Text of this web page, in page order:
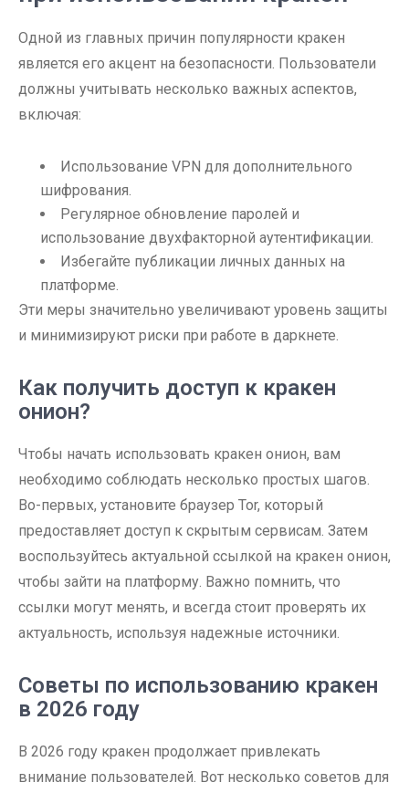
Одной из главных причин популярности кракен
является его акцент на безопасности. Пользователи
должны учитывать несколько важных аспектов,
включая:
Использование VPN для дополнительного
шифрования.
Регулярное обновление паролей и
использование двухфакторной аутентификации.
Избегайте публикации личных данных на
платформе.
Эти меры значительно увеличивают уровень защиты
и минимизируют риски при работе в даркнете.
Как получить доступ к кракен
онион?
Чтобы начать использовать кракен онион, вам
необходимо соблюдать несколько простых шагов.
Во-первых, установите браузер Tor, который
предоставляет доступ к скрытым сервисам. Затем
воспользуйтесь актуальной ссылкой на кракен онион,
чтобы зайти на платформу. Важно помнить, что
ссылки могут менять, и всегда стоит проверять их
актуальность, используя надежные источники.
Советы по использованию кракен
в 2026 году
В 2026 году кракен продолжает привлекать
внимание пользователей. Вот несколько советов для